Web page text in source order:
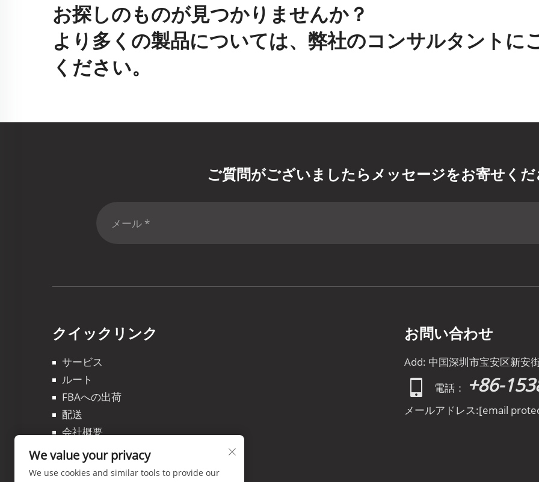
お探しのものが見つかりませんか？
より多くの製品については、弊社のコンサルタントに
ください。
ご質問がございましたらメッセージをお寄せく
クイックリンク
サービス
ルート
FBAへの出荷
配送
会社概要
ブログ
Kontakuto Us
お問い合わせ
Add: 中国深圳市宝安区新安
電話：
+86-
メールアドレス:[email
We value your privacy
We use cookies and similar tools to provide our